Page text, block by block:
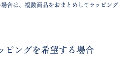
合は、複数商品をおまとめしてラッピング
ピングを希望する場合